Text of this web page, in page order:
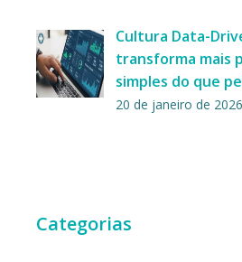
Cultura Data-
transforma mais
simples do que
20 de janeiro de 2026
Categorias